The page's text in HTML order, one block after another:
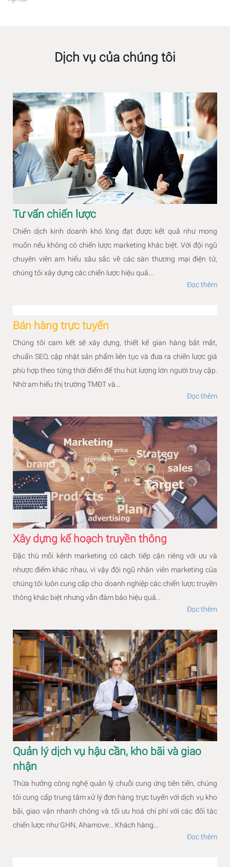
Dịch vụ của chúng tôi
Tư vấn chiến lược
Chiến dịch kinh doanh khó lòng đạt được kết quả như mong
muốn nếu không có chiến lược marketing khác biệt. Với đội ngũ
chuyên viên am hiểu sâu sắc về các sàn thương mại điện tử,
chúng tôi xây dựng các chiến lược hiệu quả...
Đọc thêm
Bán hàng trực tuyến
Chúng tôi cam kết sẽ xây dựng, thiết kế gian hàng bắt mắt,
chuẩn SEO, cập nhật sản phẩm liên tục và đưa ra chiến lược giá
phù hợp theo từng thời điểm để thu hút lượng lớn người truy cập.
Nhờ am hiểu thị trường TMĐT và...
Đọc thêm
Xây dựng kế hoạch truyền thông
Đặc thù mỗi kênh marketing có cách tiếp cận riêng với ưu và
nhược điểm khác nhau, vì vậy đội ngũ nhân viên marketing của
chúng tôi luôn cung cấp cho doanh nghiệp các chiến lược truyền
thông khác biệt nhưng vẫn đảm bảo hiệu quả...
Đọc thêm
Quản lý dịch vụ hậu cần, kho bãi và giao
nhận
Thừa hưởng công nghệ quản lý chuỗi cung ứng tiên tiến, chúng
tôi cung cấp trung tâm xử lý đơn hàng trực tuyến với dịch vụ kho
bãi, giao vận nhanh chóng và tối ưu hoá chi phí với các đối tác
chiến lược như GHN, Ahamove... Khách hàng...
Đọc thêm